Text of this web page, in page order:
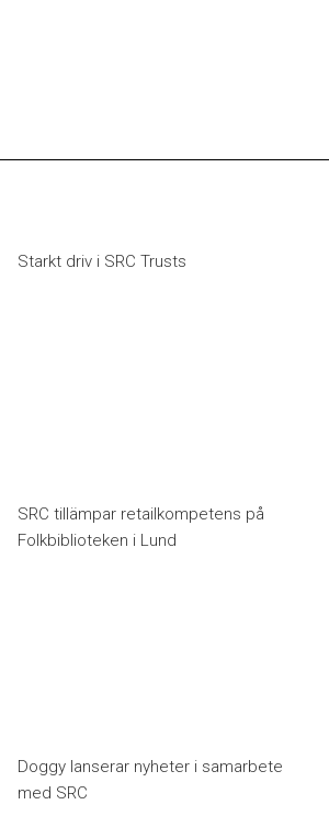
Starkt driv i SRC Trusts
SRC tillämpar retailkompetens på
Folkbiblioteken i Lund
Doggy lanserar nyheter i samarbete
med SRC